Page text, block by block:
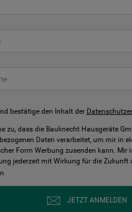
herunterladen
bestätige den Inhalt der
zu, dass die Bauknecht Hausgeräte
Daten verarbeitet, um mir in
Form Werbung zusenden kann. Mir
jederzeit mit Wirkung für die Zukunft
JETZT ANMELDEN